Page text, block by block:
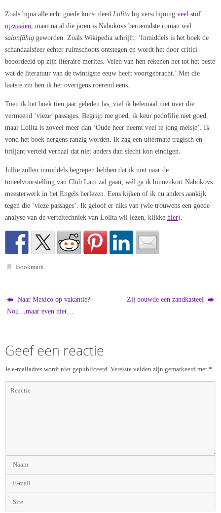
Zoals bijna alle echt goede kunst deed Lolita bij verschijning veel stof
opwaaien , maar na al die jaren is Nabokovs beroemdste roman wel
salonfähig geworden. Zoals Wikipedia schrijft: ‘Inmiddels is het boek de
schandaalsfeer echter ruimschoots ontstegen en wordt het door critici
beoordeeld op zijn literaire merites. Velen van hen rekenen het tot het beste
wat de literatuur van de twintigste eeuw heeft voortgebracht.’ Met die
laatste zin ben ik het overigens roerend eens.
Toen ik het boek tien jaar geleden las, viel ik helemaal niet over die
vermeend ‘vieze’ passages. Begrijp me goed, ik keur pedofilie niet goed,
maar Lolita is zoveel meer dan ‘Oude heer neemt veel te jong meisje’. Ik
vond het boek nergens ranzig worden. Ik zag een uitermate tragisch en
briljant verteld verhaal dat niet anders dan slecht kon eindigen.
Jullie zullen inmiddels begrepen hebben dat ik niet naar de
toneelvoorstelling van Club Lam zal gaan; wél ga ik binnenkort Nabokovs
meesterwerk in het Engels herlezen. Eens kijken of ik nu anders aankijk
tegen die ‘vieze passages’. Ik geloof er niks van (wie trouwens een goede
analyse van de verteltechniek van Lolita wil lezen, klikke hier).
Bookmark.
Naar Mexico op vakantie?
Nou…maar even niet…
Zij bouwde een zandkasteel
Geef een reactie
Je e-mailadres wordt niet gepubliceerd. Vereiste velden zijn gemarkeerd met *